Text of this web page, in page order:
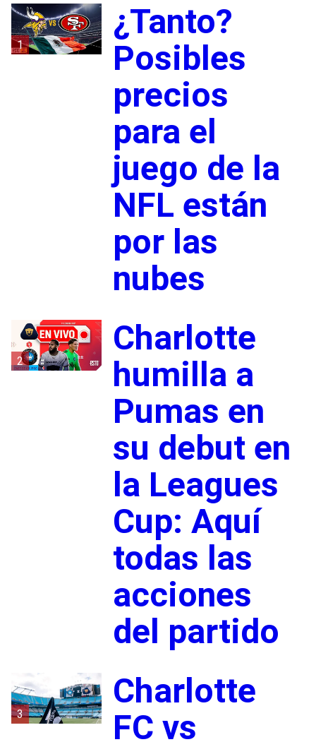
1
¿Tanto?
Posibles
precios
para el
juego de la
NFL están
por las
nubes
2
Charlotte
humilla a
Pumas en
su debut en
la Leagues
Cup: Aquí
todas las
acciones
del partido
3
Charlotte
FC vs